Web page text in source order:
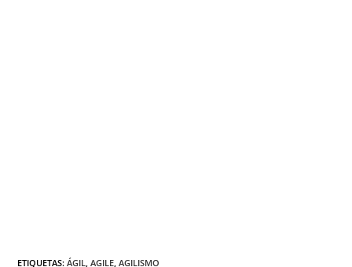
ETIQUETAS:ÁGIL, AGILE, AGILISMO